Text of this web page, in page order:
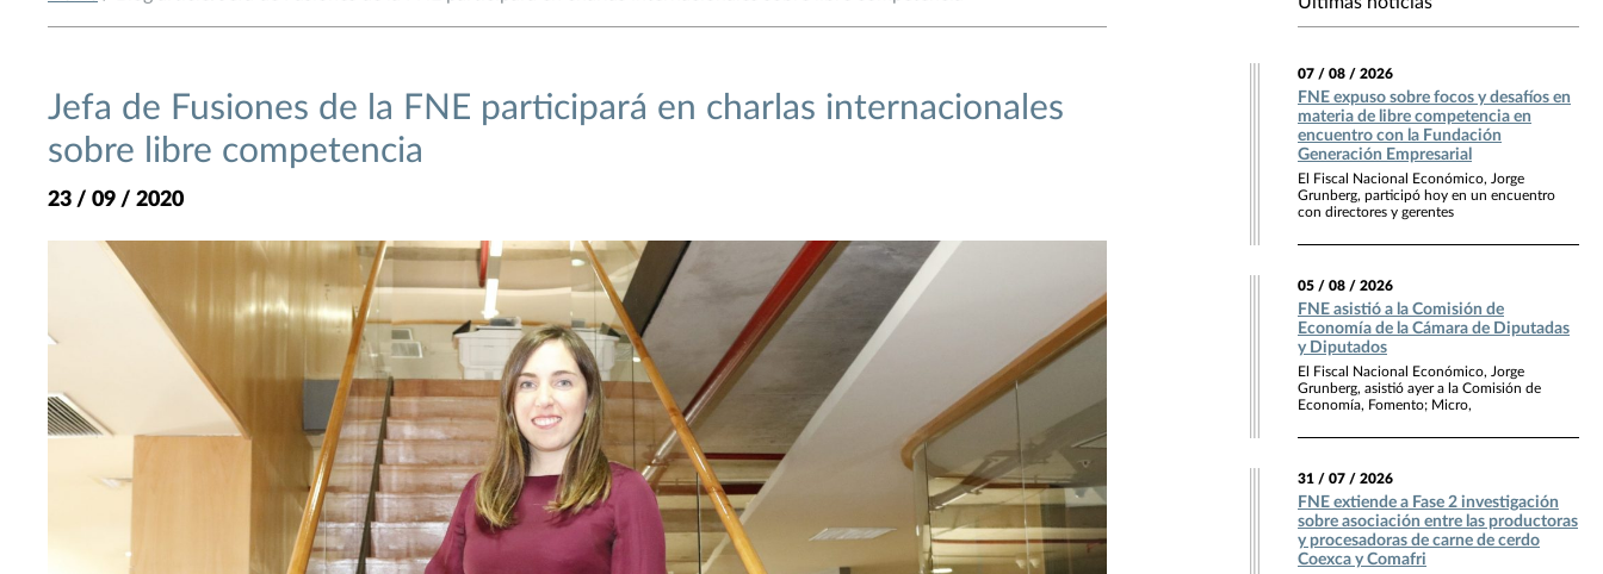
Jefa de Fusiones de la FNE participará en charlas internacionales
sobre libre competencia
23 / 09 / 2020
07 / 08 / 2026
FNE expuso sobre focos y desafíos en
materia de libre competencia en
encuentro con la Fundación
Generación Empresarial
El Fiscal Nacional Económico, Jorge
Grunberg, participó hoy en un encuentro
con directores y gerentes
05 / 08 / 2026
FNE asistió a la Comisión de
Economía de la Cámara de Diputadas
y Diputados
El Fiscal Nacional Económico, Jorge
Grunberg, asistió ayer a la Comisión de
Economía, Fomento; Micro,
31 / 07 / 2026
FNE extiende a Fase 2 investigación
sobre asociación entre las productoras
y procesadoras de carne de cerdo
Coexca y Comafri